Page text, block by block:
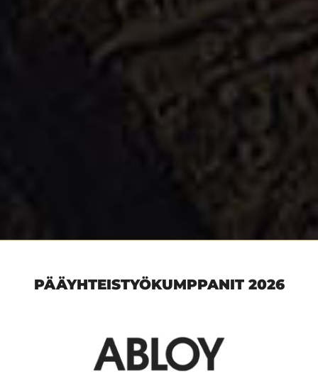
PÄÄYHTEISTYÖKUMPPANIT 2026